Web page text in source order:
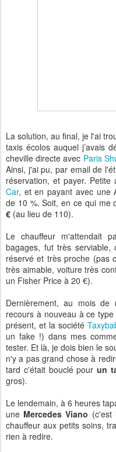
La solution, au final, je l'ai
taxis écolos auquel j’avais
cheville directe avec Paris
Ainsi, j'ai pu, par email de
réservation, et payer.
Car, et en payant avec une
de 10 %. Soit, en ce qui me
€ (au lieu de 110).
Le chauffeur m'attendait
bagages, fut très serviable,
réservé et très proche (pas
très aimable, voiture très
un Fisher Price à 20 €).
Dernièrement, au mois de
recours à nouveau à ce
présent, et la société
un fake !) dans mes
tester. Et là, je dois bien le
n'y a pas grand chose à
tard c'était bouclé pourun
gros).
Le lendemain, à 6 heures
une Mercedes Viano (c'est
chauffeur aux petits soins,
rien à redire.